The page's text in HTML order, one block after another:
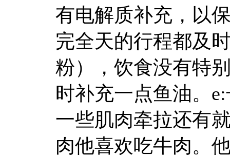
有电解质补充，以
完全天的行程都及
粉），饮食没有特
时补充一点鱼油。
一些肌肉牵拉还有
肉他喜欢吃牛肉。